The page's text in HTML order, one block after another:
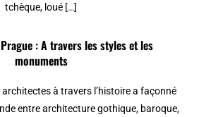
tchèque, loué […]
: A travers les styles et les
monuments
architectes à travers l’histoire a façonné
entre architecture gothique, baroque,